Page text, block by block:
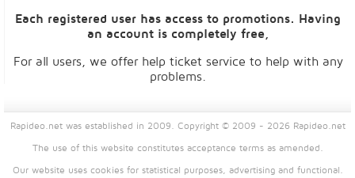
Each registered user has access to promotions. Having
an account is completely free,
For all users, we offer help ticket service to help with any
problems.
Rapideo.net was established in 2009. Copyright © 2009 - 2026 Rapideo.net
The use of this website constitutes acceptance termsas amended.
Our website uses cookies for statistical purposes, advertising and functional.